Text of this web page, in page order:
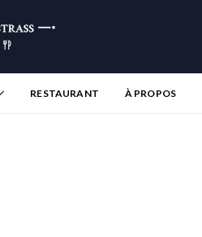
RESTAURANT À PROPOS